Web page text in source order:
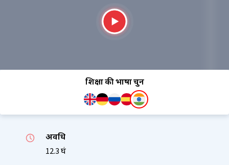
शिक्षा की भाषा चुनें
अवधि
12.3 घं